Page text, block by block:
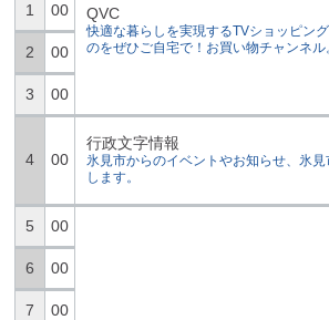
QVC
快適な暮らしを実現するTVショッピン
のをぜひご自宅で！お買い物チャンネル
1 00
2 00
3 00
4 00
行政文字情報
氷見市からのイベントやお知らせ、氷見
します。
5 00
6 00
7 00